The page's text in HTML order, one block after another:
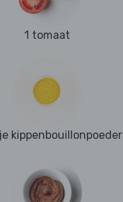
1 tomaat
kippenbouillonpoeder